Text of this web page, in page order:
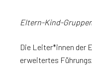
Eltern-Kind-
Die Leiter*innen der
erweitertes